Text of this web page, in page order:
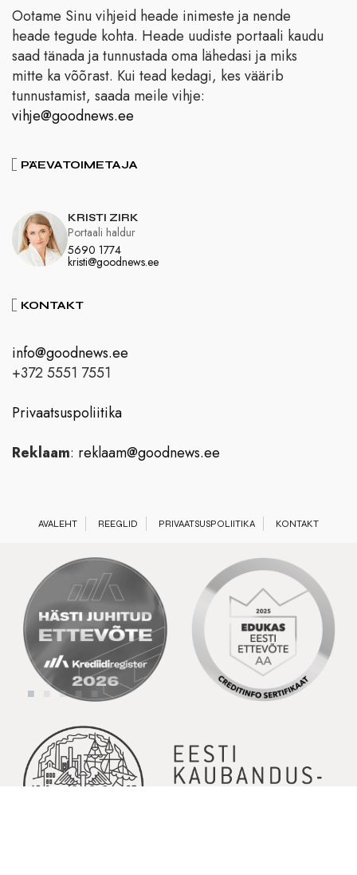
Ootame Sinu vihjeid heade inimeste ja nende
heade tegude kohta. Heade uudiste portaali kaudu
saad tänada ja tunnustada oma lähedasi ja miks
mitte ka võõrast. Kui tead kedagi, kes väärib
tunnustamist, saada meile vihje:
vihje@goodnews.ee
PÄEVATOIMETAJA
KRISTI ZIRK
5690 1774
kristi@goodnews.ee
Portaali haldur
KONTAKT
info@goodnews.ee
+372 5551 7551
Privaatsuspoliitika
Reklaam: reklaam@goodnews.ee
AVALEHT REEGLID PRIVAATSUSPOLIITIKA KONTAKT